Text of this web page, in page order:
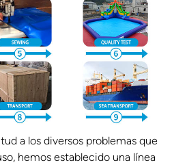
a los diversos problemas que
hemos establecido una línea